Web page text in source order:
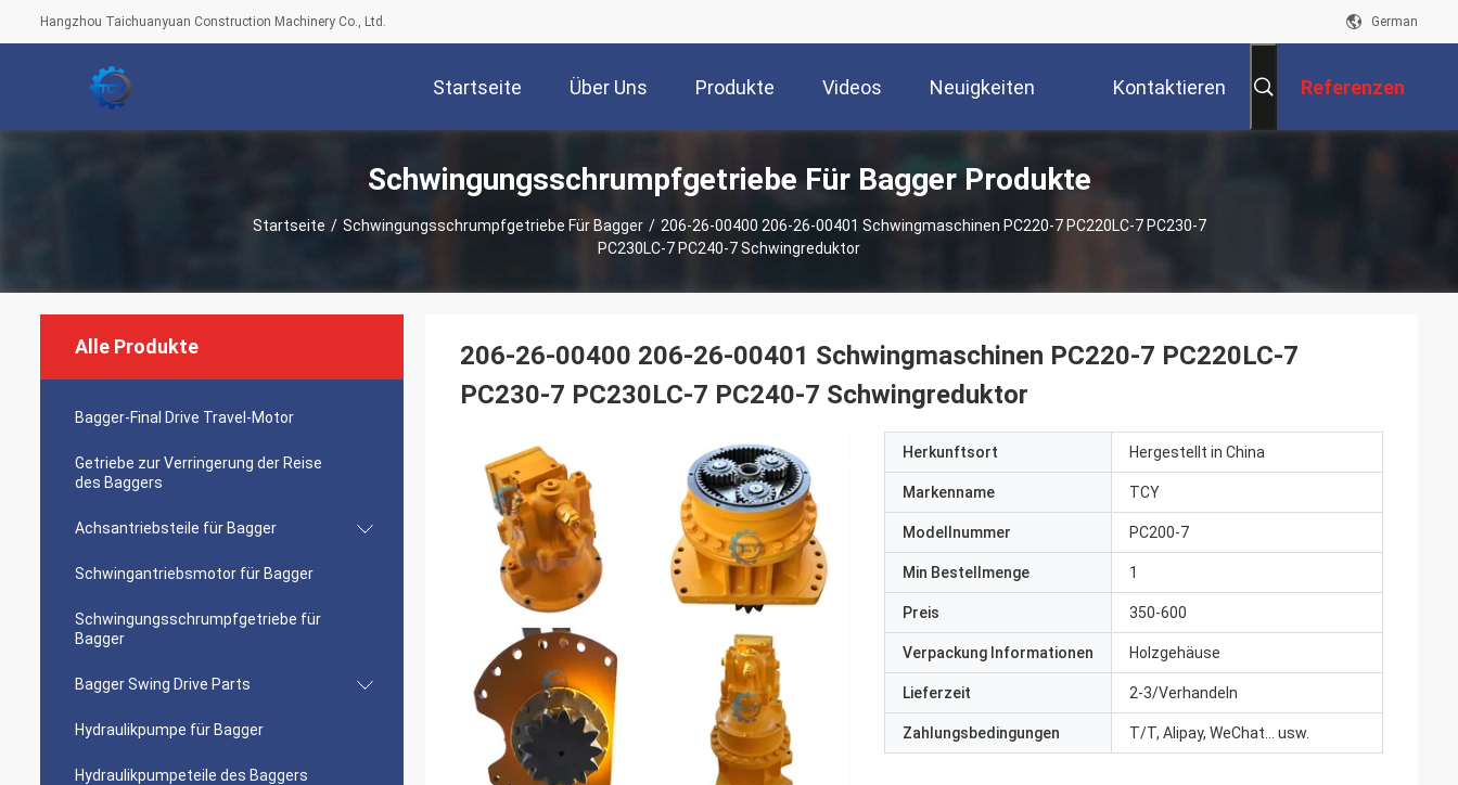
Hangzhou Taichuanyuan Construction Machinery Co., Ltd. German
Startseite Über Uns Produkte Videos Neuigkeiten Kontaktieren Referenzen
Schwingungsschrumpfgetriebe Für Bagger Produkte
Startseite / Schwingungsschrumpfgetriebe Für Bagger / 206-26-00400 206-26-00401 Schwingmaschinen PC220-7 PC220LC-7 PC230-7
PC230LC-7 PC240-7 Schwingreduktor
Alle Produkte
Bagger-Final Drive Travel-Motor
Getriebe zur Verringerung der Reise
des Baggers
Achsantriebsteile für Bagger
Schwingantriebsmotor für Bagger
Schwingungsschrumpfgetriebe für
Bagger
Bagger Swing Drive Parts
Hydraulikpumpe für Bagger
Hydraulikpumpeteile des Baggers
206-26-00400 206-26-00401 Schwingmaschinen PC220-7 PC220LC-7
PC230-7 PC230LC-7 PC240-7 Schwingreduktor
Herkunftsort Hergestellt in China
Markenname TCY
Modellnummer PC200-7
Min Bestellmenge 1
Preis 350-600
Verpackung Informationen Holzgehäuse
Lieferzeit 2-3/Verhandeln
Zahlungsbedingungen T/T, Alipay, WeChat... usw.